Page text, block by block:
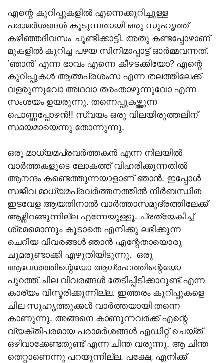
എന്റെ കുറിപ്പുകളില്‍ എന്നെക്കുറിച്ചുള്ള
പരാമര്‍ശങ്ങള്‍ കൂടുന്നതായി ഒരു സുഹൃത്ത്
കഴിഞ്ഞദിവസം ചൂണ്ടിക്കാട്ടി. അതു കണ്ടപ്പോഴാണ്
മുകളില്‍ കുറിച്ച പഴയ സിനിമാപ്പാട്ട് ഓര്‍മ്മവന്നത്.
‘ഞാന്‍’ എന്ന ഭാവം എന്നെ കീഴടക്കിയോ? എന്റെ
കുറിപ്പുകള്‍ ആത്മപ്രശംസ എന്ന തലത്തിലേക്ക്
വളരുന്നുവോ അഥവാ തരംതാഴുന്നുവോ എന്ന
സംശയം ഉയരുന്നു. തന്നെപ്പുകഴ്ത്തുന്ന
പൊണ്ണപ്പോഴന്‍!! സ്വയം ഒരു വിലയിരുത്തലിന്
സമയമായെന്നു തോന്നുന്നു.
ഒരു മാധ്യമപ്രവര്‍ത്തകന്‍ എന്ന നിലയില്‍
വാര്‍ത്തകളുടെ ലോകത്ത് വിഹരിക്കുന്നതില്‍
ആനന്ദം കണ്ടെത്തുന്നയാളാണ് ഞാന്‍. ഇപ്പോള്‍
സജീവ മാധ്യമപ്രവര്‍ത്തനത്തില്‍ നിര്‍ബന്ധിത
ഇടവേള ആയതിനാല്‍ വാര്‍ത്താസമുദ്രത്തിലേക്ക്
ആഴ്ന്നിറങ്ങുന്നില്ല എന്നേയുള്ളൂ. പ്രത്യേകിച്ച്
ശ്രമമൊന്നും കൂടാതെ എനിക്കു ലഭിക്കുന്ന
ചെറിയ വിവരങ്ങള്‍ ഞാന്‍ എന്റേതായൊരു
ചുമരുണ്ടാക്കി എഴുതിയിടുന്നു. ഒരു
ആവേശത്തിന്റെയോ ആഗ്രഹത്തിന്റെയോ
പുറത്ത് ചില വിവരങ്ങള്‍ തേടിപ്പിടിക്കാറുണ്ട് എന്ന
കാര്യം വിസ്മരിക്കുന്നില്ല. ഇത്തരം കുറിപ്പുകളെ
ചില സുഹൃത്തുക്കള്‍ വാര്‍ത്തയായി തന്നെ
കാണുന്നു. അങ്ങനെ കാണുന്നവര്‍ക്ക് എന്റെ
വ്യക്തിപരമായ പരാമര്‍ശങ്ങള്‍ എഡിറ്റ് ചെയ്ത്
ഒഴിവാക്കേണ്ടതുണ്ട് എന്ന ചിന്ത വരുന്നു. ആ ചിന്ത
തെറ്റാണെന്നു പറയുന്നില്ല. പക്ഷേ, എനിക്ക്